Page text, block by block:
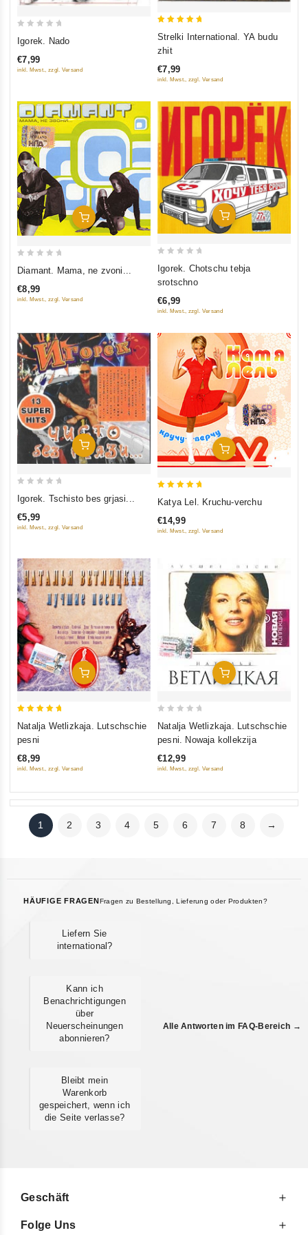
out
of
Igorek. Nado
€7,99
inkl. Mwst., zzgl. Versand
Strelki International. YA budu
zhit
€7,99
inkl. Mwst., zzgl. Versand
In Den Warenkorb
of
Diamant. Mama, ne zvoni...
€8,99
inkl. Mwst., zzgl. Versand
In Den Warenkorb
out
5
Igorek. Chotschu tebja
srotschno
€6,99
inkl. Mwst., zzgl. Versand
In Den Warenkorb
out
of
Igorek. Tschisto bes grjasi...
€5,99
inkl. Mwst., zzgl. Versand
In Den Warenkorb
out of 5
Katya Lel. Kruchu-verchu
€14,99
inkl. Mwst., zzgl. Versand
In Den Warenkorb
out of 5
Natalja Wetlizkaja. Lutschschie
pesni
€8,99
inkl. Mwst., zzgl. Versand
In Den Warenkorb
5
Natalja Wetlizkaja. Lutschschie
pesni. Nowaja kollekzija
€12,99
inkl. Mwst., zzgl. Versand
1 2 3 4 5 6 7 8 →
HÄUFIGE FRAGENFragen zu Bestellung, Lieferung oder Produkten?
Liefern Sie
international?
Kann ich
Benachrichtigungen
über
Neuerscheinungen
abonnieren?
Bleibt mein
Warenkorb
gespeichert, wenn ich
die Seite verlasse?
Alle Antworten im FAQ-Bereich →
Geschäft
Folge Uns